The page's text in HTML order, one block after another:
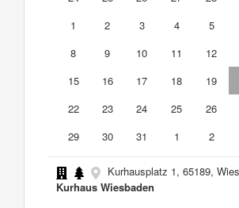
1
2 3 4 5
8
9 10 11 12
15
16 17 18 19
22
23 24 25 26
29
30 31 1 2
Kurhausplatz 1, 65189,
Kurhaus Wiesbaden